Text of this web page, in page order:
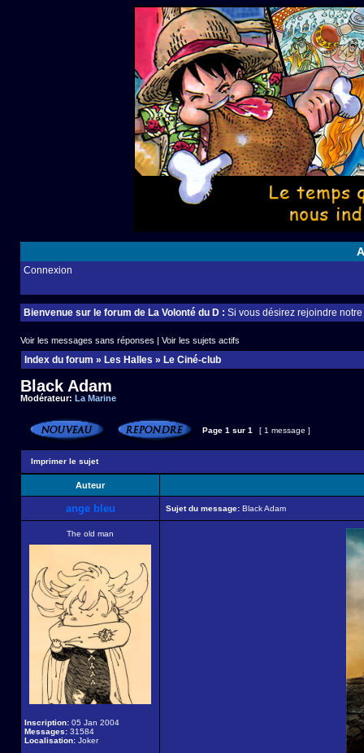
Connexion
Bienvenue sur le forum de La Volonté du D : Si vous désirez rejoindre
Voir les messages sans réponses | Voir les sujets actifs
Index du forum » Les Halles » Le Ciné-club
Black Adam
Modérateur: La Marine
Page 1 sur 1 [ 1 message ]
Imprimer le sujet
Auteur
ange bleu Sujet du message: Black Adam
The old man
Inscription: 05 Jan 2004
Messages: 31584
Localisation: Joker